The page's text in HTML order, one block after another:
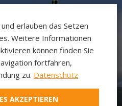
erlauben das Setzen
Weitere Informationen
können finden Sie
fortfahren,
zu. Datenschutz
AKZEPTIEREN